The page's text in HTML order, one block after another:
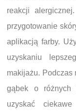
reakcji
przygotowanie
aplikacją farby.
uzyskaniu
makijażu. Podczas
gąbek o różnych
uzyskać